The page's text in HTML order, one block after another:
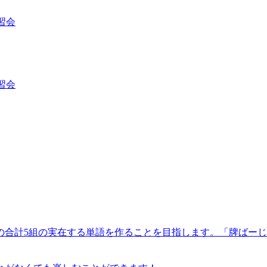
会
会
計5組の実在する単語を作ることを目指します。「牌ばー